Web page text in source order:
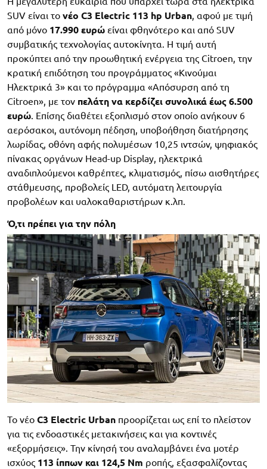
SUV είναι το νέο C3 Electric 113 hp Urban, αφού με τιμή
από μόνο 17.990 ευρώ είναι φθηνότερο και από SUV
συμβατικής τεχνολογίας αυτοκίνητα. Η τιμή αυτή
προκύπτει από την προωθητική ενέργεια της Citroen, την
κρατική επιδότηση του προγράμματος «Κινούμαι
Ηλεκτρικά 3» και το πρόγραμμα «Απόσυρση από τη
Citroen», με τον πελάτη να κερδίζει συνολικά έως 6.500
ευρώ. Επίσης διαθέτει εξοπλισμό στον οποίο ανήκουν 6
αερόσακοι, αυτόνομη πέδηση, υποβοήθηση διατήρησης
λωρίδας, οθόνη αφής πολυμέσων 10,25 ιντσών, ψηφιακός
πίνακας οργάνων Head-up Display, ηλεκτρικά
αναδιπλούμενοι καθρέπτες, κλιματισμός, πίσω αισθητήρες
στάθμευσης, προβολείς LED, αυτόματη λειτουργία
προβολέων και υαλοκαθαριστήρων κ.λπ.
Ό,τι πρέπει για την πόλη
Το νέο C3 Electric Urban προορίζεται ως επί το πλείστον
για τις ενδοαστικές μετακινήσεις και για κοντινές
«εξορμήσεις». Την κίνησή του αναλαμβάνει ένα μοτέρ
ισχύος 113 ίππων και 124,5 Nm ροπής, εξασφαλίζοντας